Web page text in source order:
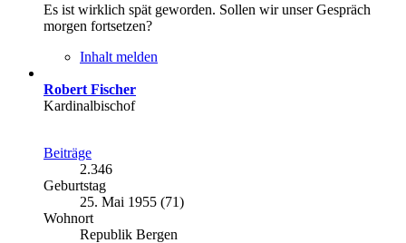
Es ist wirklich spät geworden. Sollen wir unser Gespräch
morgen fortsetzen?
Inhalt melden
Robert Fischer
Kardinalbischof
Beiträge
2.346
Geburtstag
25. Mai 1955 (71)
Wohnort
Republik Bergen